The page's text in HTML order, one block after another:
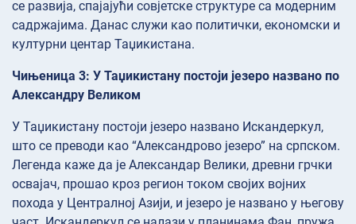
се развија, спајајући совјетске структуре са модерним
садржајима. Данас служи као политички, економски и
културни центар Таџикистана.
Чињеница 3: У Таџикистану постоји језеро названо по
Александру Великом
У Таџикистану постоји језеро названо Искандеркул,
што се преводи као “Александрово језеро” на српском.
Легенда каже да је Александар Велики, древни грчки
освајач, прошао кроз регион током својих војних
похода у Централној Азији, и језеро је названо у његову